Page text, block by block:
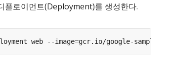
플로이먼트(Deployment)를 생성한다.
web --image=